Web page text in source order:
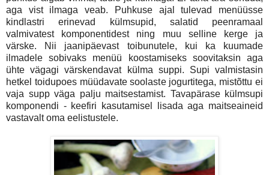
aga vist ilmaga veab. Puhkuse ajal tulevad menüüsse
kindlastri erinevad külmsupid, salatid peenramaal
valmivatest komponentidest ning muu selline kerge ja
värske. Nii jaanipäevast toibunutele, kui ka kuumade
ilmadele sobivaks menüü koostamiseks soovitaksin aga
ühte vägagi värskendavat külma suppi. Supi valmistasin
hetkel toidupoes müüdavate soolaste jogurtitega, mistõttu ei
vaja supp väga palju maitsestamist. Tavapärase külmsupi
komponendi - keefiri kasutamisel lisada aga maitseaineid
vastavalt oma eelistustele.